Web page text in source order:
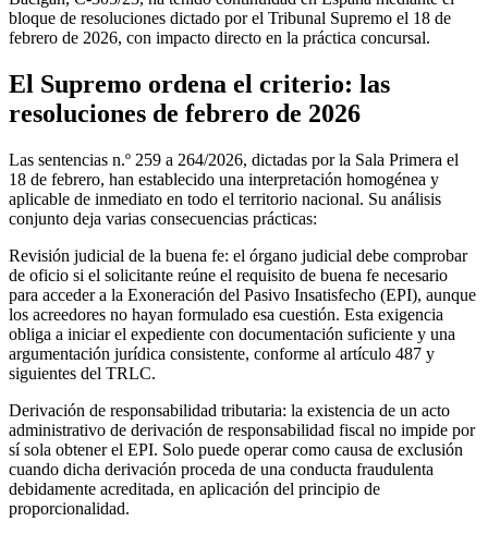
bloque de resoluciones dictado por el Tribunal Supremo el 18 de
febrero de 2026, con impacto directo en la práctica concursal.
El Supremo ordena el criterio: las
resoluciones de febrero de 2026
Las sentencias n.º 259 a 264/2026, dictadas por la Sala Primera el
18 de febrero, han establecido una interpretación homogénea y
aplicable de inmediato en todo el territorio nacional. Su análisis
conjunto deja varias consecuencias prácticas:
Revisión judicial de la buena fe: el órgano judicial debe comprobar
de oficio si el solicitante reúne el requisito de buena fe necesario
para acceder a la Exoneración del Pasivo Insatisfecho (EPI), aunque
los acreedores no hayan formulado esa cuestión. Esta exigencia
obliga a iniciar el expediente con documentación suficiente y una
argumentación jurídica consistente, conforme al artículo 487 y
siguientes del TRLC.
Derivación de responsabilidad tributaria: la existencia de un acto
administrativo de derivación de responsabilidad fiscal no impide por
sí sola obtener el EPI. Solo puede operar como causa de exclusión
cuando dicha derivación proceda de una conducta fraudulenta
debidamente acreditada, en aplicación del principio de
proporcionalidad.